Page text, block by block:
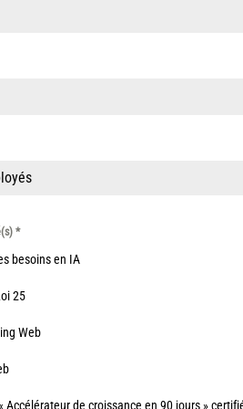
*
besoins en IA
25
Web
Accélérateur de croissance en 90 jours »